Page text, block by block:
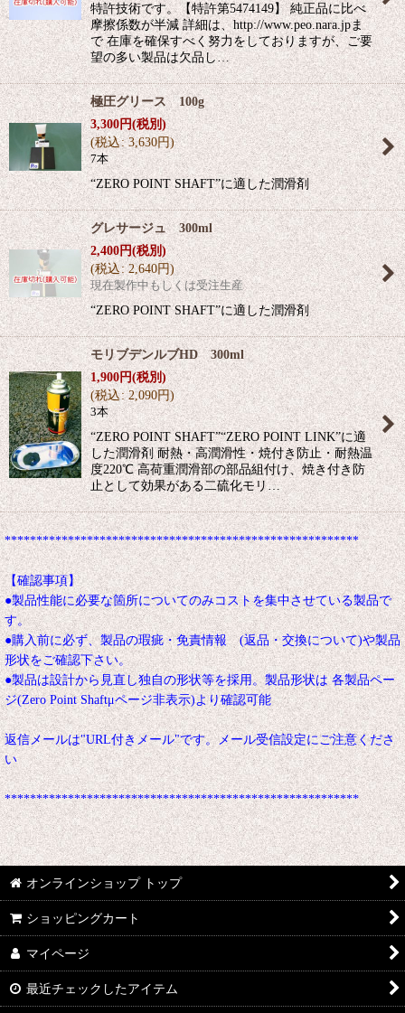
特許技術です。【特許第5474149】 純正品に比べ
摩擦係数が半減 詳細は、http://www.peo.nara.jpま
で 在庫を確保すべく努力をしておりますが、ご要
望の多い製品は欠品し…
極圧グリース 100g
3,300円(税別)
(税込: 3,630円)
7本
“ZERO POINT SHAFT”に適した潤滑剤
グレサージュ 300ml
2,400円(税別)
(税込: 2,640円)
現在製作中もしくは受注生産
“ZERO POINT SHAFT”に適した潤滑剤
モリブデンルブHD 300ml
1,900円(税別)
(税込: 2,090円)
3本
“ZERO POINT SHAFT”“ZERO POINT LINK”に適
した潤滑剤 耐熱・高潤滑性・焼付き防止・耐熱温
度220℃ 高荷重潤滑部の部品組付け、焼き付き防
止として効果がある二硫化モリ…
********************************************************
【確認事項】
●製品性能に必要な箇所についてのみコストを集中させている製品で
す。
●購入前に必ず、製品の瑕疵・免責情報 (返品・交換について)や製品
形状をご確認下さい。
●製品は設計から見直し独自の形状等を採用。製品形状は 各製品ペー
ジ(Zero Point Shaftμページ非表示)より確認可能
返信メールは"URL付きメール"です。メール受信設定にご注意くださ
い
********************************************************
オンラインショップ トップ
ショッピングカート
マイページ
最近チェックしたアイテム